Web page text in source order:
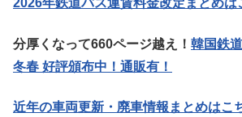
2026年鉄道バス運賃料金改定まとめは
分厚くなって660ページ越え！ 韓国鉄
冬春 好評頒布中！通販有！
近年の車両更新・廃車情報まとめはこ